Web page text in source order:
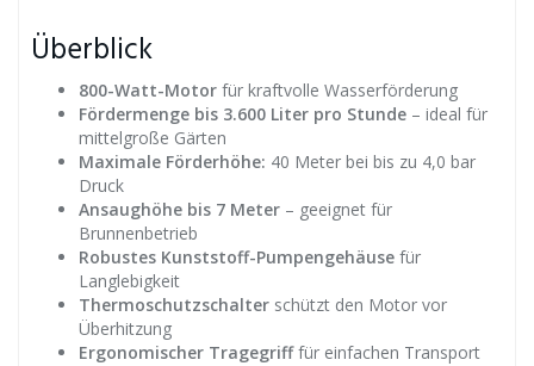
Überblick
800-Watt-Motor für kraftvolle Wasserförderung
Fördermenge bis 3.600 Liter pro Stunde – ideal für
mittelgroße Gärten
Maximale Förderhöhe: 40 Meter bei bis zu 4,0 bar
Druck
Ansaughöhe bis 7 Meter – geeignet für
Brunnenbetrieb
Robustes Kunststoff-Pumpengehäuse für
Langlebigkeit
Thermoschutzschalter schützt den Motor vor
Überhitzung
Ergonomischer Tragegrifffür einfachen Transport